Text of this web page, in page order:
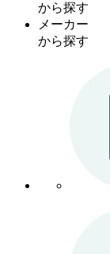
から探す
メーカー
から探す